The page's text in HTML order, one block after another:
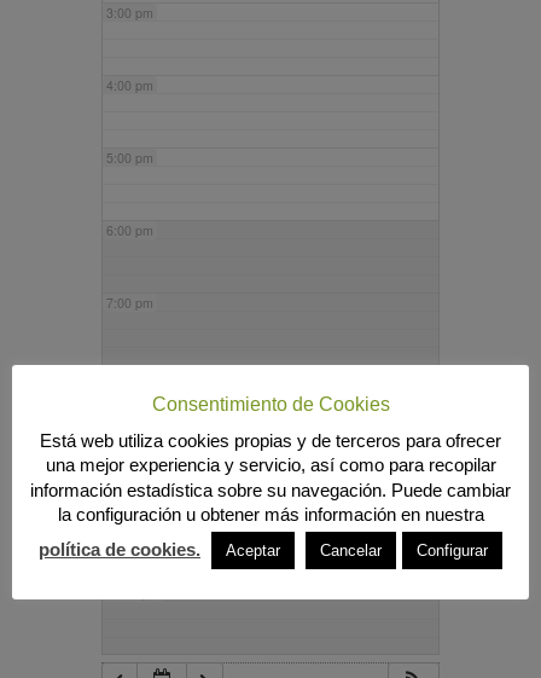
3:00 pm
4:00 pm
5:00 pm
6:00 pm
7:00 pm
9:00 pm
10:00 pm
Consentimiento de Cookies
Está web utiliza cookies propias y de terceros para ofrecer
una mejor experiencia y servicio, así como para recopilar
información estadística sobre su navegación. Puede cambiar
la configuración u obtener más información en nuestra
política de cookies.
Aceptar Cancelar Configurar